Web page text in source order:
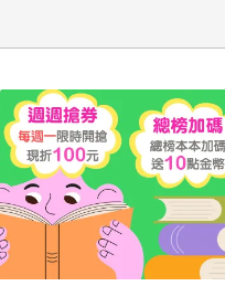
正義、思考教育、思考
。 ◎年度出版風雲人物
數十年來，他以政經時事
進步。透過報導、出版
知識的火種不滅，將前
長嚴長壽 他用觀光產業
視、橫徵暴斂的商界，
領導人，卻做到了領導
力好書獲獎理由 《The
握人生、創造品牌、國家